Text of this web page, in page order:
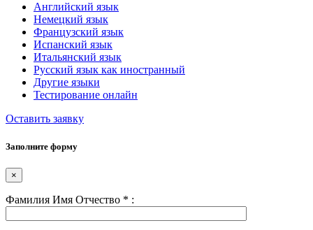
Английский язык
Немецкий язык
Французский язык
Испанский язык
Итальянский язык
Русский язык как иностранный
Другие языки
Тестирование онлайн
Оставить заявку
Заполните форму
×
Фамилия Имя Отчество * :